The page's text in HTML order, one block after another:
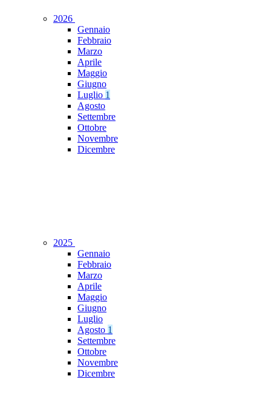
2026
Gennaio
Febbraio
Marzo
Aprile
Maggio
Giugno
Luglio 1
Agosto
Settembre
Ottobre
Novembre
Dicembre
2025
Gennaio
Febbraio
Marzo
Aprile
Maggio
Giugno
Luglio
Agosto 1
Settembre
Ottobre
Novembre
Dicembre